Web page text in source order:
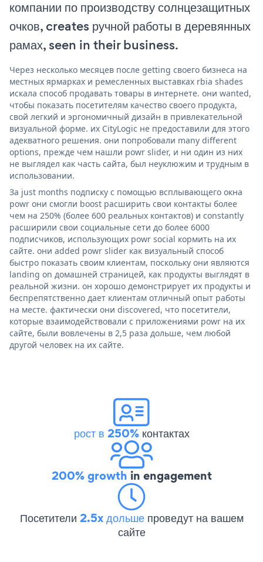
компании по производству солнцезащитных
очков, creates ручной работы в деревянных
рамах, seen in their business.
Через несколько месяцев после getting своего бизнеса на
местных ярмарках и ремесленных выставках rbia shades
искала способ продавать товары в интернете. они wanted,
чтобы показать посетителям качество своего продукта,
свой легкий и эргономичный дизайн в привлекательной
визуальной форме. их CityLogic не предоставили для этого
адекватного решения. они попробовали many different
options, прежде чем нашли powr slider, и ни один из них
не выглядел как часть сайта, был неуклюжим и трудным в
использовании.
За just months подписку с помощью всплывающего окна
powr они смогли boost расширить свои контакты более
чем на 250% (более 600 реальных контактов) и constantly
расширили свои социальные сети до более 6000
подписчиков, использующих powr social кормить на их
сайте. они added powr slider как визуальный способ
быстро показать своим клиентам, поскольку они являются
landing on домашней страницей, как продукты выглядят в
реальной жизни. он хорошо демонстрирует их продукты и
беспрепятственно дает клиентам отличный опыт работы
на месте. фактически они discovered, что посетители,
которые взаимодействовали с приложениями powr на их
сайте, были вовлечены в 2,5 раза дольше, чем любой
другой человек на их сайте.
рост в 250%контактах
200% growth in engagement
Посетители 2.5x дольше проведут на вашем
сайте